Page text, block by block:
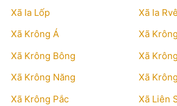
Xã Ia Lốp
Xã Ia Rvê
Xã Krông Á
Xã
Xã Krông Bông
Xã
Xã Krông Năng
Xã
Xã Krông Pắc
Xã Liên